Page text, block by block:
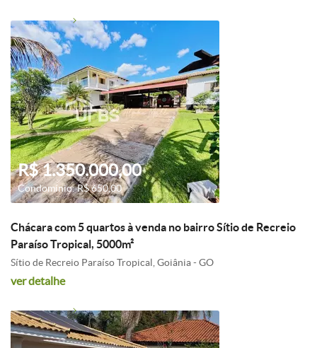
R$ 1.350.000,00
Condomínio: R$ 650,00
Chácara com 5 quartos à venda no bairro Sítio de Recreio
Paraíso Tropical, 5000m²
Sítio de Recreio Paraíso Tropical, Goiânia - GO
ver detalhe